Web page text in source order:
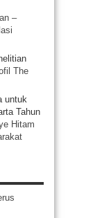
–
The
untuk
Tahun
Hitam